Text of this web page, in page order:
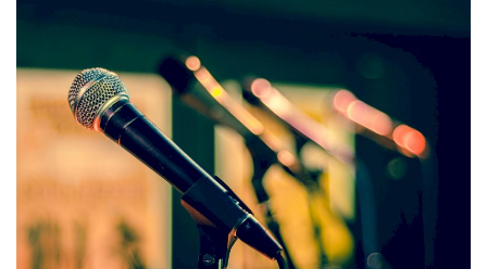
Sobre Nós
Educação
Estatuto Editorial
Saúde